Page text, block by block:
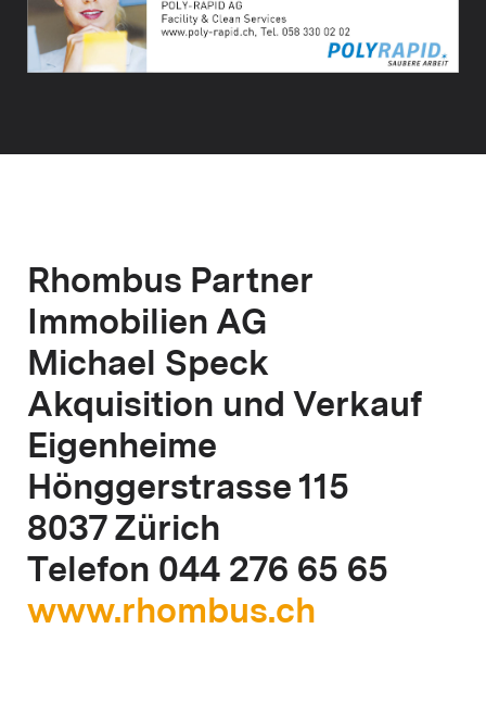
Rhombus Partner
Immobilien AG
Michael Speck
Akquisition und Verkauf
Eigenheime
Hönggerstrasse 115
8037 Zürich
Telefon 044 276 65 65
www.rhombus.ch